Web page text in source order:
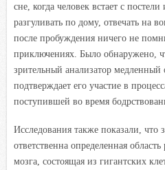
сне, когда человек встает с
разгуливать по дому, отвечать на
после пробуждения ничего не
приключениях. Было обнаружено,
зрительный анализатор медленный
подтверждает его участие в
поступившей во время
Исследования также показали, что
ответственна определенная
мозга, состоящая из гигантских